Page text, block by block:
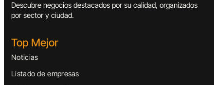
Descubre negocios destacados por su calidad, organizados
por sector y ciudad.
Top Mejor
Noticias
Listado de empresas